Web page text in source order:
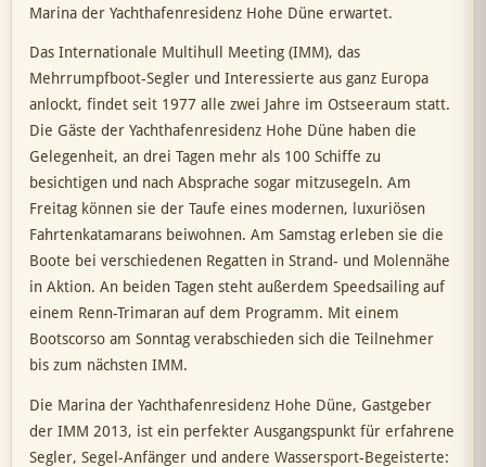
Marina der Yachthafenresidenz Hohe Düne erwartet.
Das Internationale Multihull Meeting (IMM), das
Mehrrumpfboot-Segler und Interessierte aus ganz Europa
anlockt, findet seit 1977 alle zwei Jahre im Ostseeraum statt.
Die Gäste der Yachthafenresidenz Hohe Düne haben die
Gelegenheit, an drei Tagen mehr als 100 Schiffe zu
besichtigen und nach Absprache sogar mitzusegeln. Am
Freitag können sie der Taufe eines modernen, luxuriösen
Fahrtenkatamarans beiwohnen. Am Samstag erleben sie die
Boote bei verschiedenen Regatten in Strand- und Molennähe
in Aktion. An beiden Tagen steht außerdem Speedsailing auf
einem Renn-Trimaran auf dem Programm. Mit einem
Bootscorso am Sonntag verabschieden sich die Teilnehmer
bis zum nächsten IMM.
Die Marina der Yachthafenresidenz Hohe Düne, Gastgeber
der IMM 2013, ist ein perfekter Ausgangspunkt für erfahrene
Segler, Segel-Anfänger und andere Wassersport-Begeisterte: